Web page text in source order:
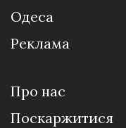
Одеса
Реклама
Про нас
Поскаржитися